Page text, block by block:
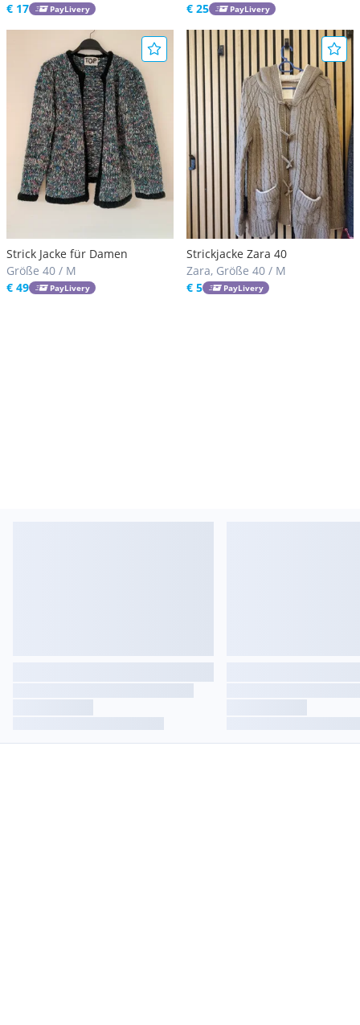
€ 17
PayLivery
€ 25
PayLivery
Strick Jacke für Damen
Größe 40 / M
€ 49
PayLivery
Strickjacke Zara 40
Zara, Größe 40 / M
€ 5
PayLivery